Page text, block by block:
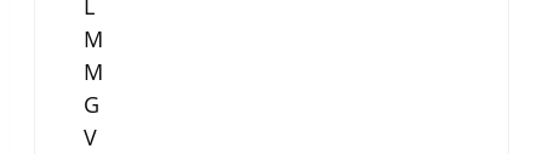
L
M
M
G
V